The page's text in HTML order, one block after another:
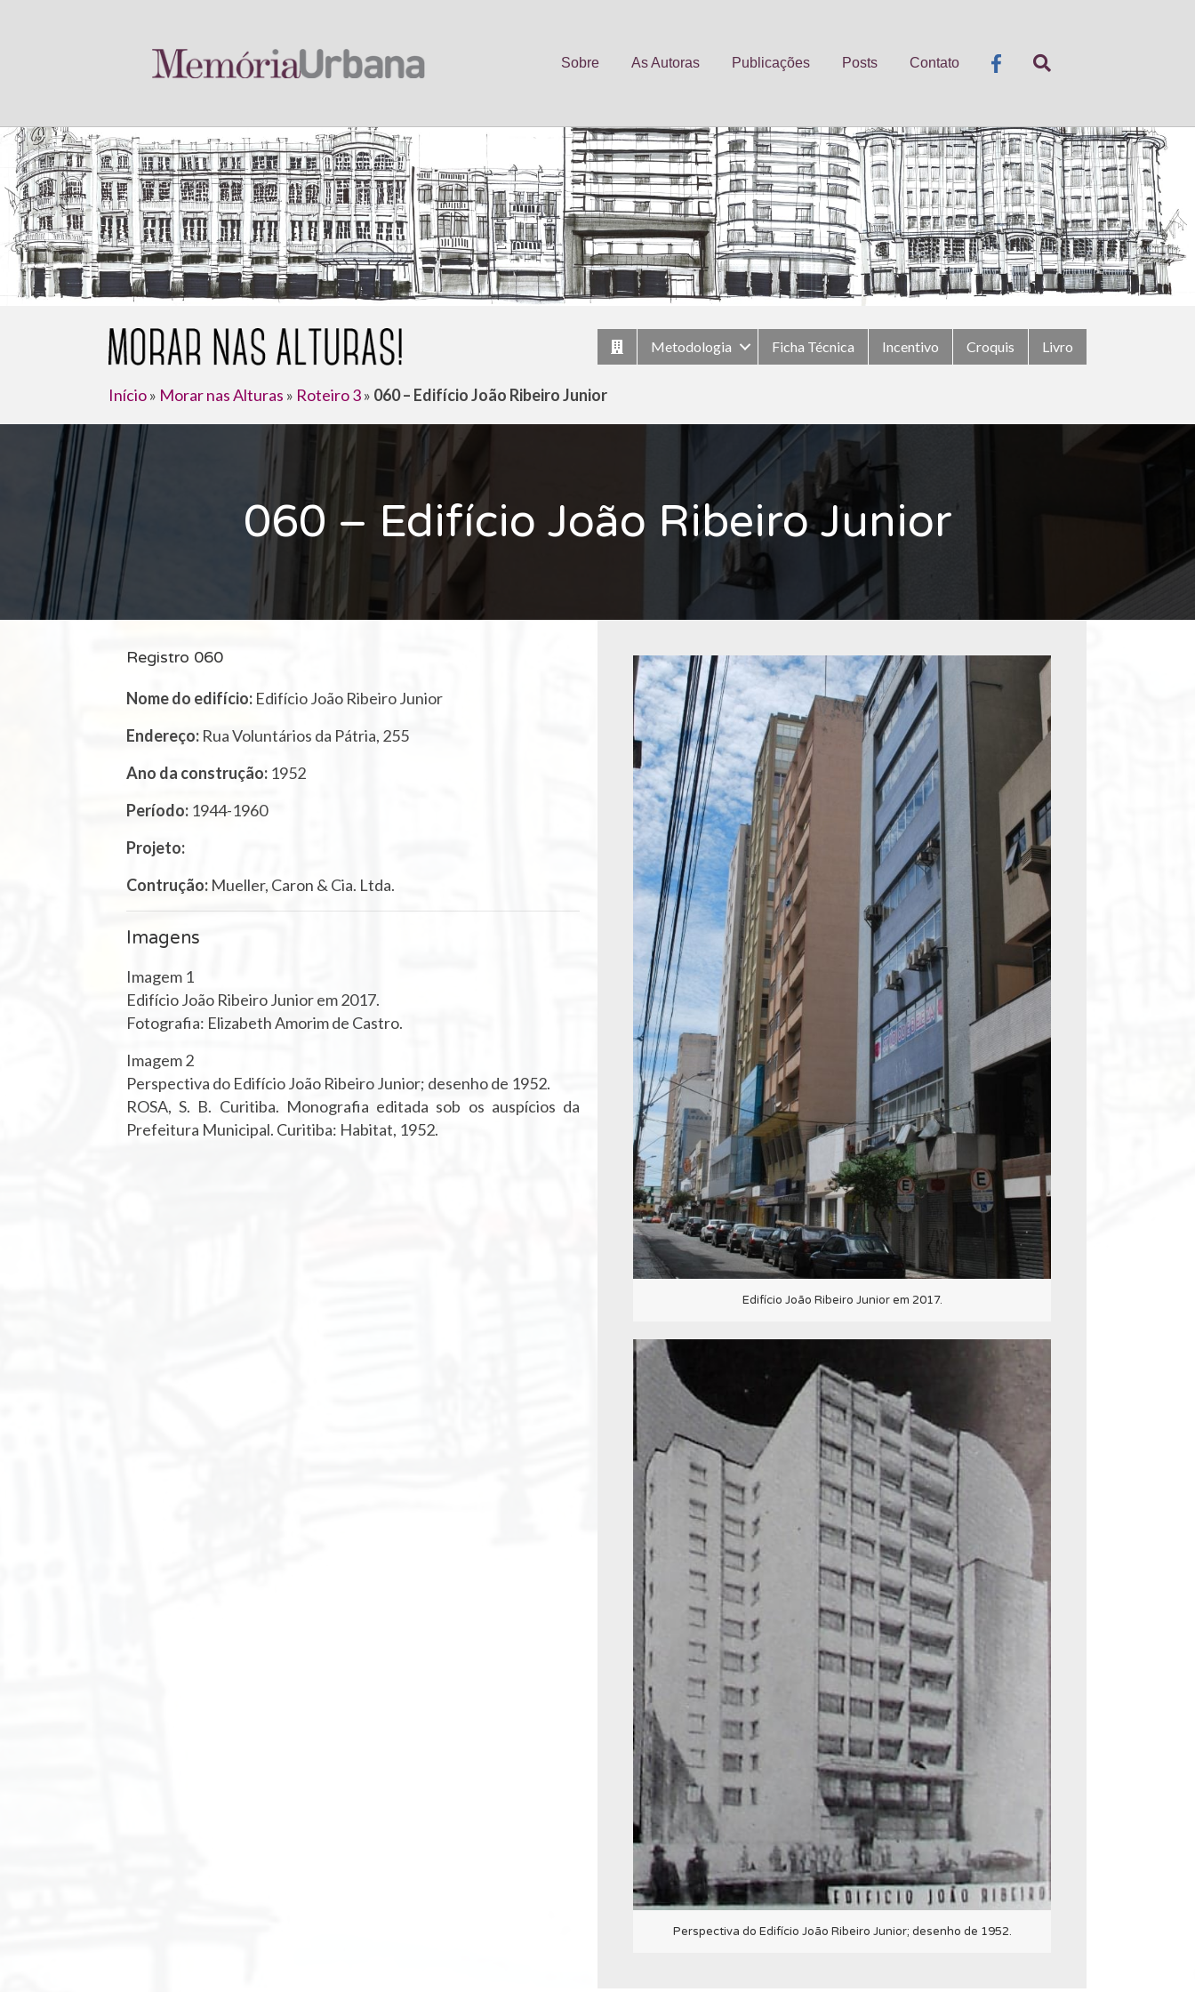
Sobre As Autoras Publicações Posts Contato
Metodologia Ficha Técnica Incentivo Croquis Livro
Início» Morar nas Alturas » Roteiro 3» 060 – Edifício João Ribeiro Junior
060 – Edifício João Ribeiro Junior
Registro 060
Nome do edifício: Edifício João Ribeiro Junior
Endereço: Rua Voluntários da Pátria, 255
Ano da construção: 1952
Período: 1944-1960
Projeto:
Contrução: Mueller, Caron & Cia. Ltda.
Imagens
Imagem 1
Edifício João Ribeiro Junior em 2017.
Fotografia: Elizabeth Amorim de Castro.
Imagem 2
Perspectiva do Edifício João Ribeiro Junior; desenho de 1952.
ROSA, S. B. Curitiba. Monografia editada sob os auspícios da
Prefeitura Municipal. Curitiba: Habitat, 1952.
Edifício João Ribeiro Junior em 2017.
Perspectiva do Edifício João Ribeiro Junior; desenho de 1952.